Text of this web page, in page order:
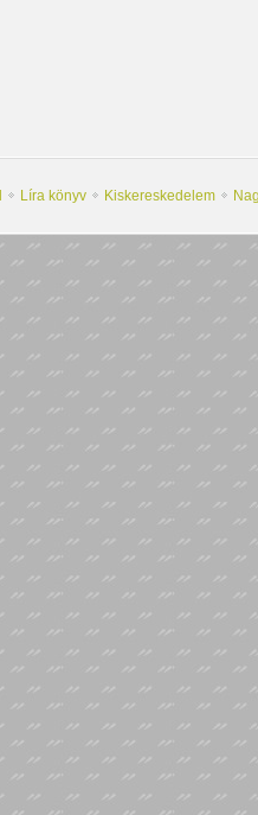
Líra könyv Kiskereskedelem